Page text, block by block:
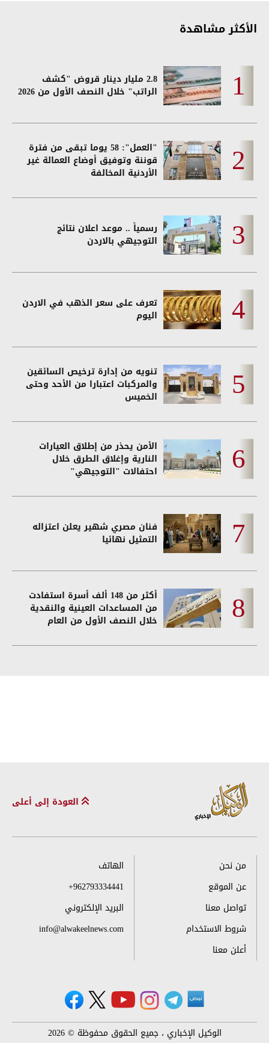
الأكثر مشاهدة
2.8 مليار دينار قروض "كشف
الراتب" خلال النصف الأول من 2026
"العمل": 58 يوما تبقى من فترة
قوننة وتوفيق أوضاع العمالة غير
الأردنية المخالفة
رسمياً .. موعد اعلان نتائج
التوجيهي بالاردن
تعرف على سعر الذهب في الاردن
اليوم
تنويه من إدارة ترخيص السائقين
والمركبات اعتبارا من الأحد وحتى
الخميس
الأمن يحذر من إطلاق العيارات
النارية وإغلاق الطرق خلال
احتفالات "التوجيهي"
فنان مصري شهير يعلن اعتزاله
التمثيل نهائيا
أكثر من 148 ألف أسرة استفادت
من المساعدات العينية والنقدية
خلال النصف الأول من العام
العودة إلى أعلى
من نحن
عن الموقع
تواصل معنا
شروط الاستخدام
أعلن معنا
الهاتف
+962793334441
البريد الإلكتروني
info@alwakeelnews.com
الوكيل الإخباري ، جميع الحقوق محفوظة © 2026